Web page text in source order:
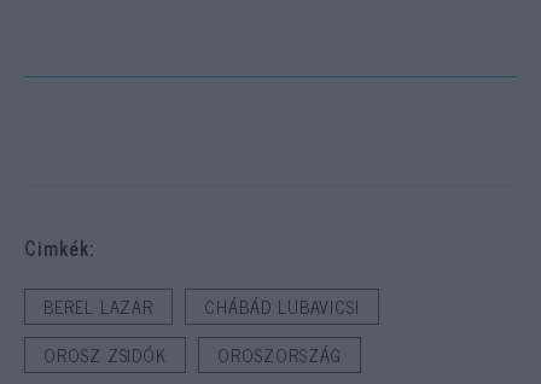
Cimkék:
BEREL LAZAR
CHÁBÁD LUBAVICSI
OROSZ ZSIDÓK
OROSZORSZÁG